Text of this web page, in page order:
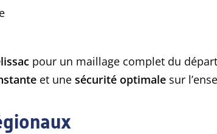
pour un maillage complet du
et une sécurité optimale sur